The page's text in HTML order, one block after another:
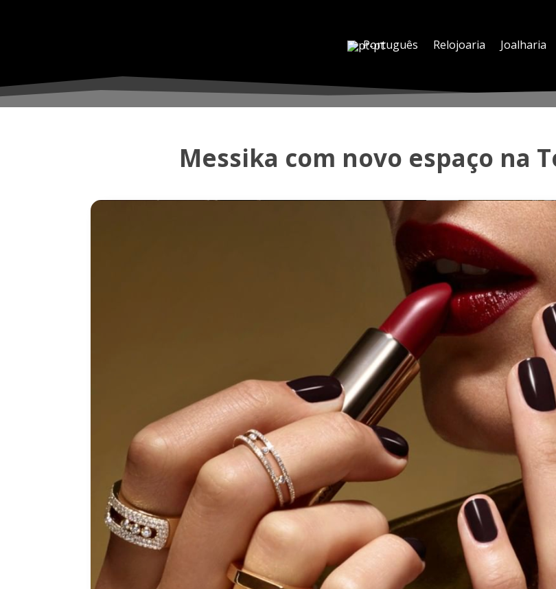
Português Relojoaria Joalharia
Messika com novo espaço na